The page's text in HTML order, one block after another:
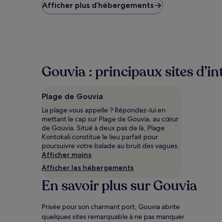
le
plus
24 dernières
heures
la
base
d’un
séjour
d’une
nuit
pour
2 adultes.
Les
prix
et
la
sont
susceptibles
Afficher plus d’hébergements
Gouvia : principaux sites
Plage de Gouvia
La plage vous appelle ? Répondez-lui en
mettant le cap sur Plage de Gouvia, au cœur
de Gouvia. Situé à deux pas de là, Plage
Kontokali constitue le lieu parfait pour
poursuivre votre balade au bruit des vagues.
Afficher moins
Afficher les hébergements
En savoir plus sur Gouvia
Prisée pour son charmant port, Gouvia abrite
quelques sites remarquable à ne pas manquer